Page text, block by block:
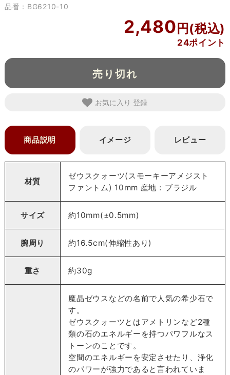
品番：BG6210-10
2,480
24ポイント
売り切れ
お気に入り
商品説明 イメージ レビュー
材質
ゼウスクォーツ(スモーキーアメジスト
ファントム) 10mm 産地：ブラジル
サイズ 約10mm(±0.5mm)
腕周り 約16.5cm(伸縮性あり)
重さ 約30g
魔晶ゼウスなどの名前で人気の希少石で
す。
ゼウスクォーツとはアメトリンなど2種
類の石のエネルギーを持つパワフルなス
トーンのことです。
空間のエネルギーを安定させたり、浄化
のパワーが強力であると言われていま